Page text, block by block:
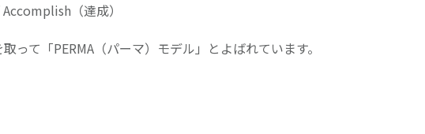
（達成）
って「PERMA（パーマ）モデル」とよばれています。